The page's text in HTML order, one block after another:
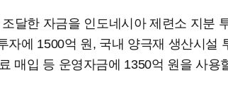
달한 자금을 인도네시아 제련소 지분
자에 1500억 원, 국내 양극재 생산시설
매입 등 운영자금에 1350억 원을 사용